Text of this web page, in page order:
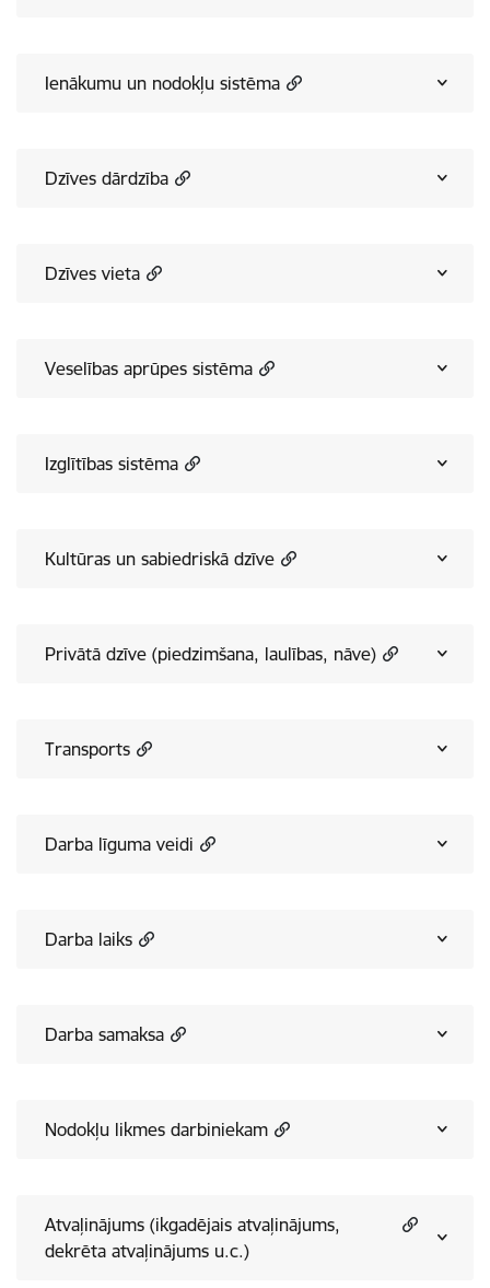
Ienākumu un nodokļu sistēma
Dzīves dārdzība
Dzīves vieta
Veselības aprūpes sistēma
Izglītības sistēma
Kultūras un sabiedriskā dzīve
Privātā dzīve (piedzimšana, laulības, nāve)
Transports
Darba līguma veidi
Darba laiks
Darba samaksa
Nodokļu likmes darbiniekam
Atvaļinājums (ikgadējais atvaļinājums,
dekrēta atvaļinājums u.c.)